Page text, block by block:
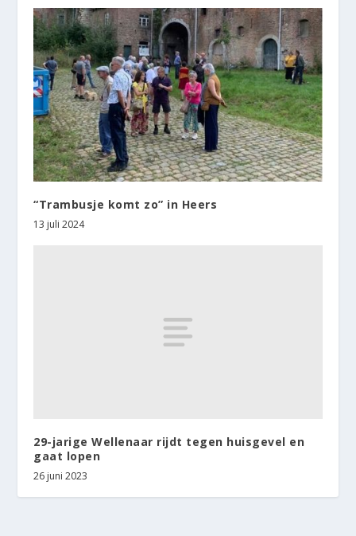
“Trambusje komt zo” in Heers
13 juli 2024
29-jarige Wellenaar rijdt tegen huisgevel en
gaat lopen
26 juni 2023